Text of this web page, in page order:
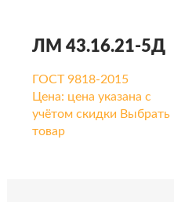
ЛМ 43.16.21-5Д
ГОСТ 9818-2015
Цена: цена указана с
учётом скидки Выбрать
товар